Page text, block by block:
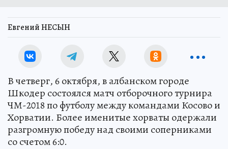
Евгений НЕСЫН
В четверг, 6 октября, в албанском городе
Шкодер состоялся матч отборочного турнира
ЧМ-2018 по футболу между командами Косово и
Хорватии. Более именитые хорваты одержали
разгромную победу над своими соперниками
со счетом 6:0.